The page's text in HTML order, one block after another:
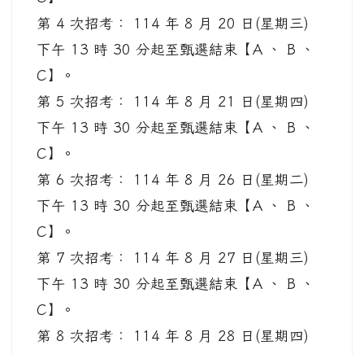
第 4 次招考： 114 年 8 月 20 日(星期三)
下午 13 時 30 分起至甄選結束【A 、 B 、
C】。
第 5 次招考： 114 年 8 月 21 日(星期四)
下午 13 時 30 分起至甄選結束【A 、 B 、
C】。
第 6 次招考： 114 年 8 月 26 日(星期二)
下午 13 時 30 分起至甄選結束【A 、 B 、
C】。
第 7 次招考： 114 年 8 月 27 日(星期三)
下午 13 時 30 分起至甄選結束【A 、 B 、
C】。
第 8 次招考： 114 年 8 月 28 日(星期四)